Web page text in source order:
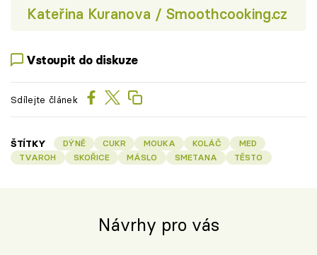
Kateřina Kuranova / Smoothcooking.cz
Vstoupit do diskuze
Sdílejte článek
ŠTÍTKY DÝNĚ CUKR MOUKA KOLÁČ
MED
TVAROH
SKOŘICE MÁSLO SMETANA TĚSTO
Návrhy pro vás